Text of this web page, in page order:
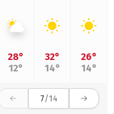
28°
12°
32°
14°
26°
14°
7/14